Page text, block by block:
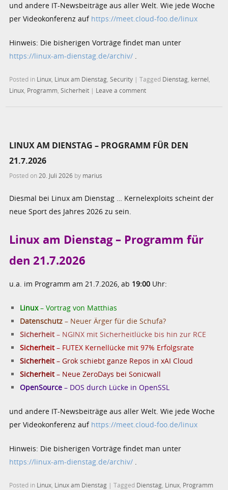
und andere IT-Newsbeiträge aus aller Welt. Wie jede Woche
per Videokonferenz auf https://meet.cloud-foo.de/linux
Hinweis: Die bisherigen Vorträge findet man unter
https://linux-am-dienstag.de/archiv/ .
Posted in Linux, Linux am Dienstag,Security |Tagged Dienstag, kernel,
Linux, Programm,Sicherheit | Leave a comment
LINUX AM DIENSTAG – PROGRAMM FÜR DEN
21.7.2026
Posted on 20. Juli 2026 by marius
Diesmal bei Linux am Dienstag … Kernelexploits scheint der
neue Sport des Jahres 2026 zu sein.
Linux am Dienstag – Programm für
den 21.7.2026
u.a. im Programm am 21.7.2026, ab 19:00 Uhr:
Linux– Vortrag von Matthias
Datenschutz – Neuer Ärger für die Schufa?
Sicherheit– NGINX mit Sicherheitlücke bis hin zur RCE
Sicherheit– FUTEX Kernellücke mit 97% Erfolgsrate
Sicherheit– Grok schiebt ganze Repos in xAI Cloud
Sicherheit– Neue ZeroDays bei Sonicwall
OpenSource – DOS durch Lücke in OpenSSL
und andere IT-Newsbeiträge aus aller Welt. Wie jede Woche
per Videokonferenz auf https://meet.cloud-foo.de/linux
Hinweis: Die bisherigen Vorträge findet man unter
https://linux-am-dienstag.de/archiv/ .
Posted in Linux Linux am Dienstag |Tagged Dienstag Linux Programm